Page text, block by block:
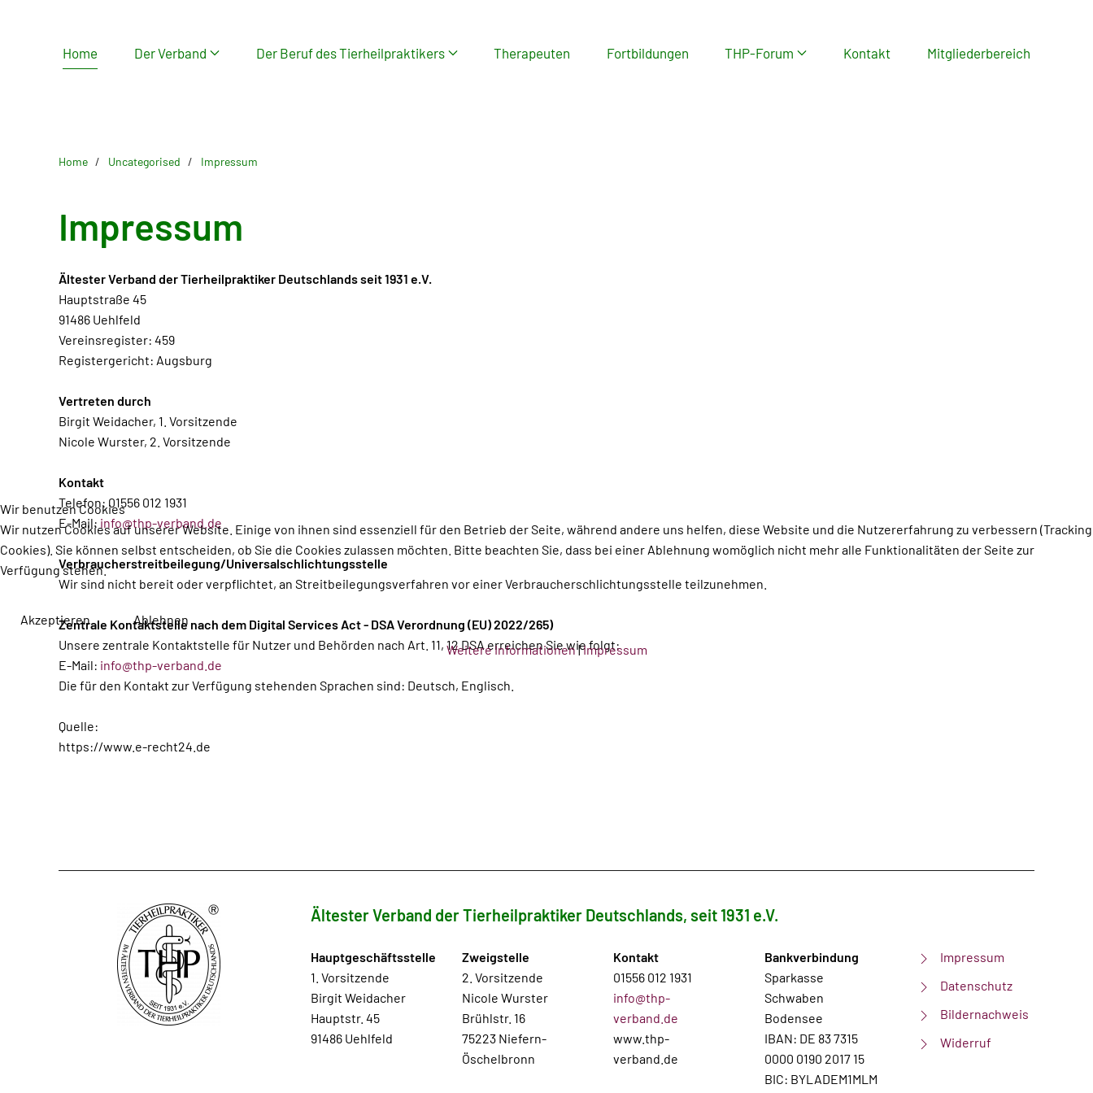
Home Der Verband Der Beruf des Tierheilpraktikers Therapeuten Fortbildungen THP-Forum Kontakt Mitgliederbereich
Home Uncategorised Impressum
Impressum
Ältester Verband der Tierheilpraktiker Deutschlands seit 1931 e.V.
Hauptstraße 45
91486 Uehlfeld
Vereinsregister: 459
Registergericht: Augsburg
Vertreten durch
Birgit Weidacher, 1. Vorsitzende
Nicole Wurster, 2. Vorsitzende
Kontakt
Telefon: 01556 012 1931
E-Mail: info@thp-verband.de
Verbraucherstreitbeilegung/Universalschlichtungsstelle
Wir sind nicht bereit oder verpflichtet, an Streitbeilegungsverfahren vor einer Verbraucherschlichtungsstelle teilzunehmen.
Zentrale Kontaktstelle nach dem Digital Services Act - DSA Verordnung (EU) 2022/265)
Unsere zentrale Kontaktstelle für Nutzer und Behörden nach Art. 11, 12 DSA erreichen Sie wie folgt:
E-Mail: info@thp-verband.de
Die für den Kontakt zur Verfügung stehenden Sprachen sind: Deutsch, Englisch.
Quelle:
https://www.e-recht24.de
Ältester Verband der Tierheilpraktiker Deutschlands, seit 1931 e.V.
Hauptgeschäftsstelle
1. Vorsitzende
Birgit Weidacher
Hauptstr. 45
91486 Uehlfeld
Zweigstelle
2. Vorsitzende
Nicole Wurster
Brühlstr. 16
75223 Niefern-
Öschelbronn
Kontakt
01556 012 1931
info@thp-
verband.de
www.thp-
verband.de
Bankverbindung
Sparkasse
Schwaben
Bodensee
IBAN: DE 83 7315
0000 0190 2017 15
BIC: BYLADEM1MLM
Impressum
Datenschutz
Bildernachweis
Widerruf
Wir benutzen Cookies
Wir nutzen Cookies auf unserer Website. Einige von ihnen sind essenziell für den Betrieb der Seite, während andere uns helfen, diese Website und die Nutzererfahrung zu verbessern (Tracking
Cookies). Sie können selbst entscheiden, ob Sie die Cookies zulassen möchten. Bitte beachten Sie, dass bei einer Ablehnung womöglich nicht mehr alle Funktionalitäten der Seite zur
Verfügung stehen.
Akzeptieren
Ablehnen
Weitere Informationen|Impressum